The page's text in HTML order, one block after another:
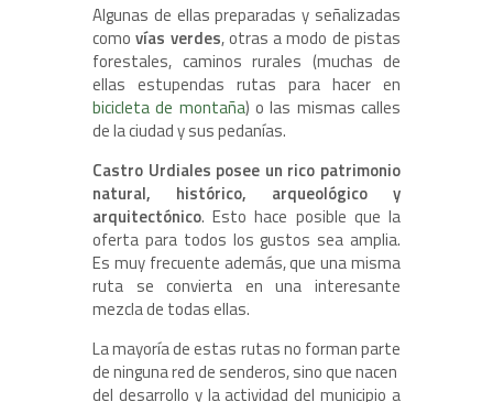
Algunas de ellas preparadas y señalizadas
comovías verdes, otras a modo de pistas
forestales, caminos rurales (muchas de
ellas estupendas rutas para hacer en
bicicleta de montaña) o las mismas calles
de la ciudad y sus pedanías.
Castro Urdiales posee un rico patrimonio
natural, histórico, arqueológico y
arquitectónico. Esto hace posible que la
oferta para todos los gustos sea amplia.
Es muy frecuente además, que una misma
ruta se convierta en una interesante
mezcla de todas ellas.
La mayoría de estas rutas no forman parte
de ninguna red de senderos, sino que nacen
del desarrollo y la actividad del municipio a